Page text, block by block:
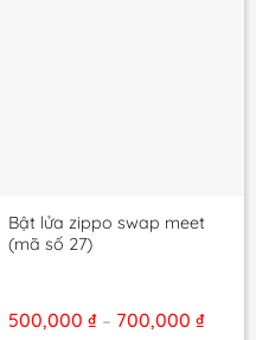
Bật lửa zippo swap meet
(mã số 27)
500,000 ₫ – 700,000 ₫